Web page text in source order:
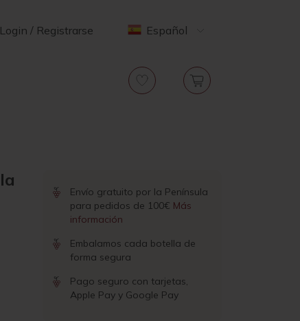
Login / Registrarse Español
Envío gratuito por la Península
para pedidos de 100€ Más
información
Embalamos cada botella de
forma segura
Pago seguro con tarjetas,
Apple Pay y Google Pay